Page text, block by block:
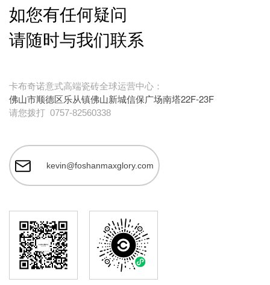
如您有任何疑问
请随时与我们联系
卡布奇诺意式高端瓷砖全球运营中心：
佛山市顺德区乐从镇佛山新城信保广场南塔22F-23F
请您拨打 0757-82560338
kevin@foshanmaxglory.com